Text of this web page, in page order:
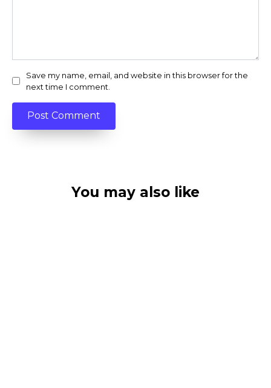
Save my name, email, and website in this browser for the
next time I comment.
You may also like